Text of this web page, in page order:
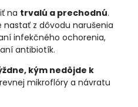
na trvalú a prechodnú.
z dôvodu narušenia
infekčného ochorenia,
antibiotík.
kým nedôjde k
mikroflóry a návratu